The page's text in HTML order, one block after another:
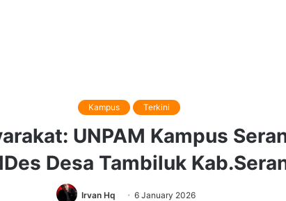
Kampus Terkini
UNPAM Kampus
Desa Tambiluk
Irvan Hq 6 January 2026